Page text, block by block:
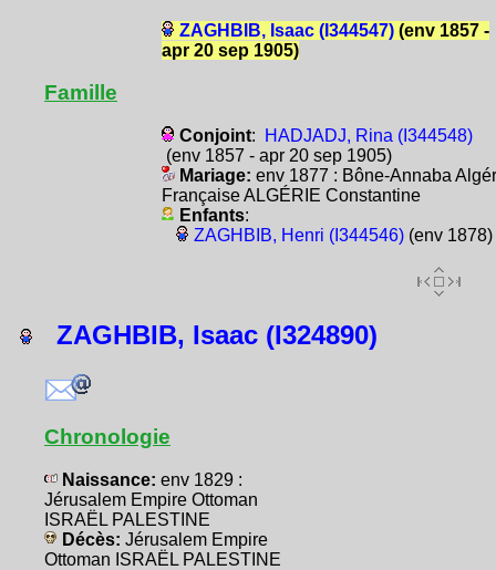
ZAGHBIB, Isaac (I344547)(env 1857 -
apr 20 sep 1905)
Famille
Conjoint:
HADJADJ, Rina (I344548)
(env 1857 - apr 20 sep 1905)
Mariage: env 1877 : Bône-Annaba
Française ALGÉRIE Constantine
Enfants:
ZAGHBIB, Henri (I344546)(env 1878)
ZAGHBIB, Isaac (I324890)
Chronologie
Naissance: env 1829 :
Jérusalem Empire Ottoman
ISRAËL PALESTINE
Décès: Jérusalem Empire
Ottoman ISRAËL PALESTINE